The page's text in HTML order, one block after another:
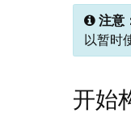
注意
以暂时
开始